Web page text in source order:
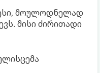
მოულოდნელად
მისი ძირითადი